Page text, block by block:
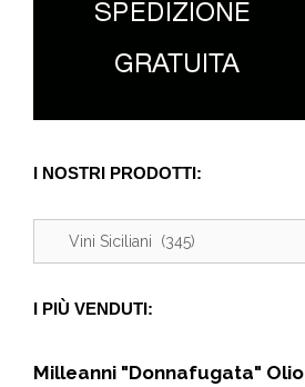
I NOSTRI PRODOTTI:
I PIÙ VENDUTI:
Milleanni "Donnafugata" Olio